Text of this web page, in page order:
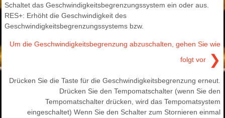
Schaltet das Geschwindigkeitsbegrenzungssystem ein oder aus.
RES+: Erhöht die Geschwindigkeit des
Geschwindigkeitsbegrenzungssystems bzw.
Um die Geschwindigkeitsbegrenzung abzuschalten, gehen Sie wie
folgt vor
❯
Drücken Sie die Taste für die Geschwindigkeitsbegrenzung erneut.
Drücken Sie den Tempomatschalter (wenn Sie den
Tempomatschalter drücken, wird das Tempomatsystem
eingeschaltet) Wenn Sie den Schalter zum Stornieren einmal